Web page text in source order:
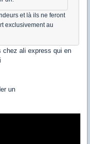
et là ils ne feront
exclusivement au
chez ali express qui en
un